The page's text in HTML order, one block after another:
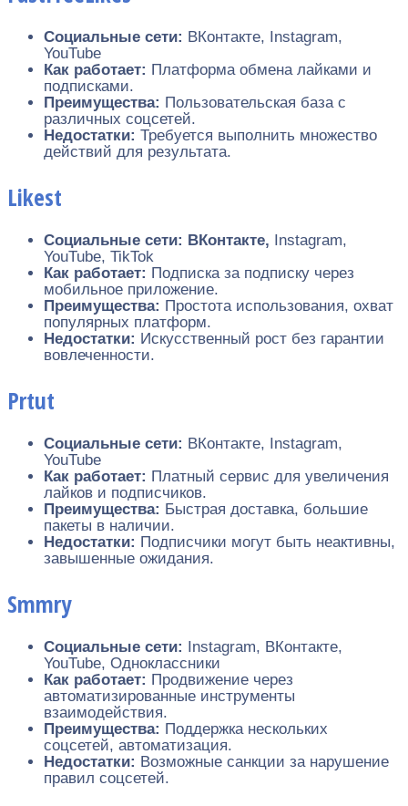
Социальные сети: ВКонтакте, Instagram,
YouTube
Как работает: Платформа обмена лайками и
подписками.
Преимущества: Пользовательская база с
различных соцсетей.
Недостатки: Требуется выполнить множество
действий для результата.
Likest
Социальные сети: ВКонтакте, Instagram,
YouTube, TikTok
Как работает: Подписка за подписку через
мобильное приложение.
Преимущества: Простота использования, охват
популярных платформ.
Недостатки: Искусственный рост без гарантии
вовлеченности.
Prtut
Социальные сети: ВКонтакте, Instagram,
YouTube
Как работает: Платный сервис для увеличения
лайков и подписчиков.
Преимущества: Быстрая доставка, большие
пакеты в наличии.
Недостатки: Подписчики могут быть неактивны,
завышенные ожидания.
Smmry
Социальные сети:
Instagram, ВКонтакте,
YouTube, Одноклассники
Как работает: Продвижение через
автоматизированные инструменты
взаимодействия.
Преимущества: Поддержка нескольких
соцсетей, автоматизация.
Недостатки: Возможные санкции за нарушение
правил соцсетей.